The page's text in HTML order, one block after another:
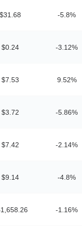
$31.68 -5.8%
$0.24 -3.12%
$7.53 9.52%
$3.72 -5.86%
$7.42 -2.14%
$9.14 -4.8%
-1.16%